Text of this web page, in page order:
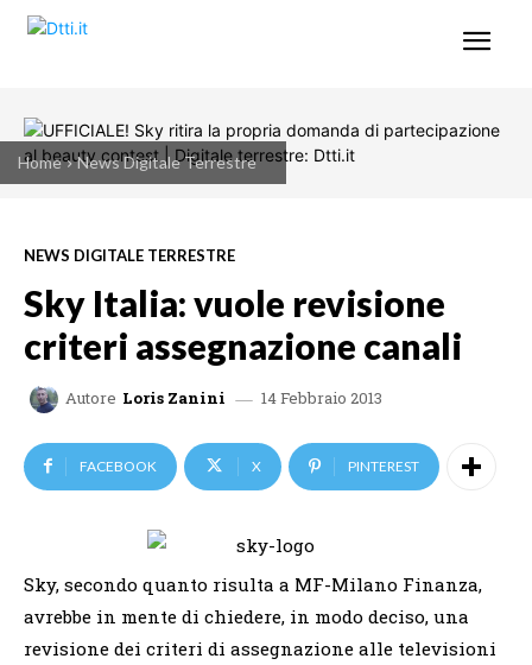
Home News Digitale Terrestre
NEWS DIGITALE TERRESTRE
Sky Italia: vuole revisione
criteri assegnazione canali
Autore Loris Zanini 14 Febbraio 2013
FACEBOOK X PINTEREST
Sky, secondo quanto risulta a MF-Milano Finanza,
avrebbe in mente di chiedere, in modo deciso, una
revisione dei criteri di assegnazione alle televisioni